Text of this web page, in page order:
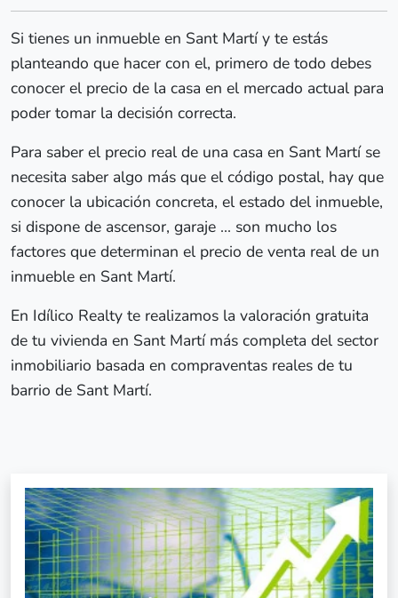
Si tienes un inmueble en Sant Martí y te estás
planteando que hacer con el, primero de todo debes
conocer el precio de la casa en el mercado actual para
poder tomar la decisión correcta.
Para saber el precio real de una casa en Sant Martí se
necesita saber algo más que el código postal, hay que
conocer la ubicación concreta, el estado del inmueble,
si dispone de ascensor, garaje ... son mucho los
factores que determinan el precio de venta real de un
inmueble en Sant Martí.
En Idílico Realty te realizamos la valoración gratuita
de tu vivienda en Sant Martí más completa del sector
inmobiliario basada en compraventas reales de tu
barrio de Sant Martí.